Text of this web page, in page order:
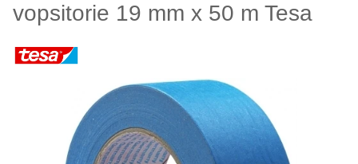
vopsitorie 19 mm x 50 m Tesa